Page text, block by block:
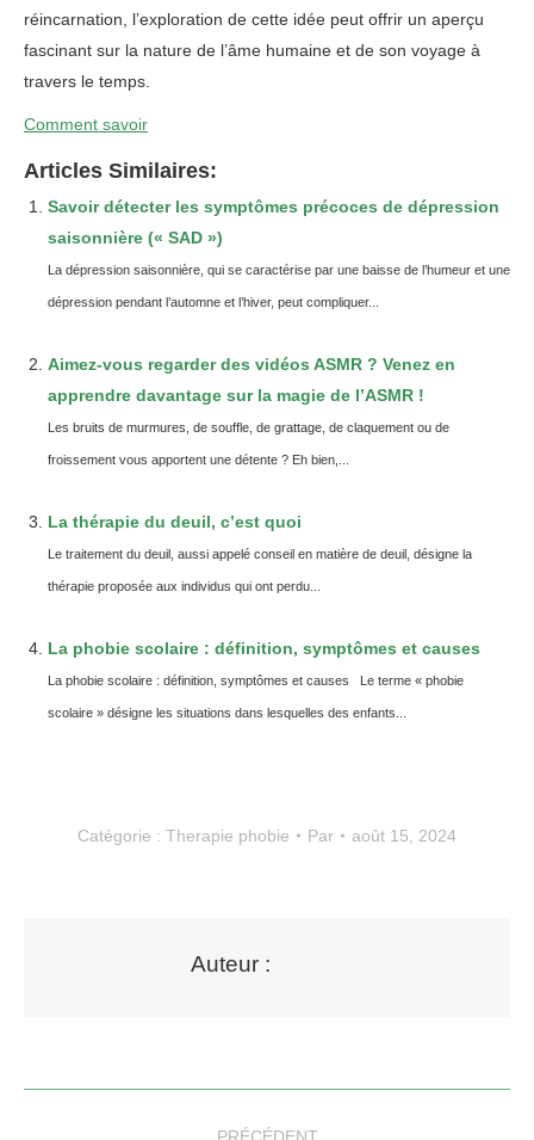
réincarnation, l’exploration de cette idée peut offrir un aperçu
fascinant sur la nature de l’âme humaine et de son voyage à
travers le temps.
Comment savoir
Articles Similaires:
Savoir détecter les symptômes précoces de dépression
saisonnière (« SAD »)
La dépression saisonnière, qui se caractérise par une baisse de l’humeur et une
dépression pendant l’automne et l’hiver, peut compliquer...
Aimez-vous regarder des vidéos ASMR ? Venez en
apprendre davantage sur la magie de l’ASMR !
Les bruits de murmures, de souffle, de grattage, de claquement ou de
froissement vous apportent une détente ? Eh bien,...
La thérapie du deuil, c’est quoi
Le traitement du deuil, aussi appelé conseil en matière de deuil, désigne la
thérapie proposée aux individus qui ont perdu...
La phobie scolaire : définition, symptômes et causes
La phobie scolaire : définition, symptômes et causes Le terme « phobie
scolaire » désigne les situations dans lesquelles des enfants...
Catégorie : Therapie phobie Par août 15, 2024
Auteur :